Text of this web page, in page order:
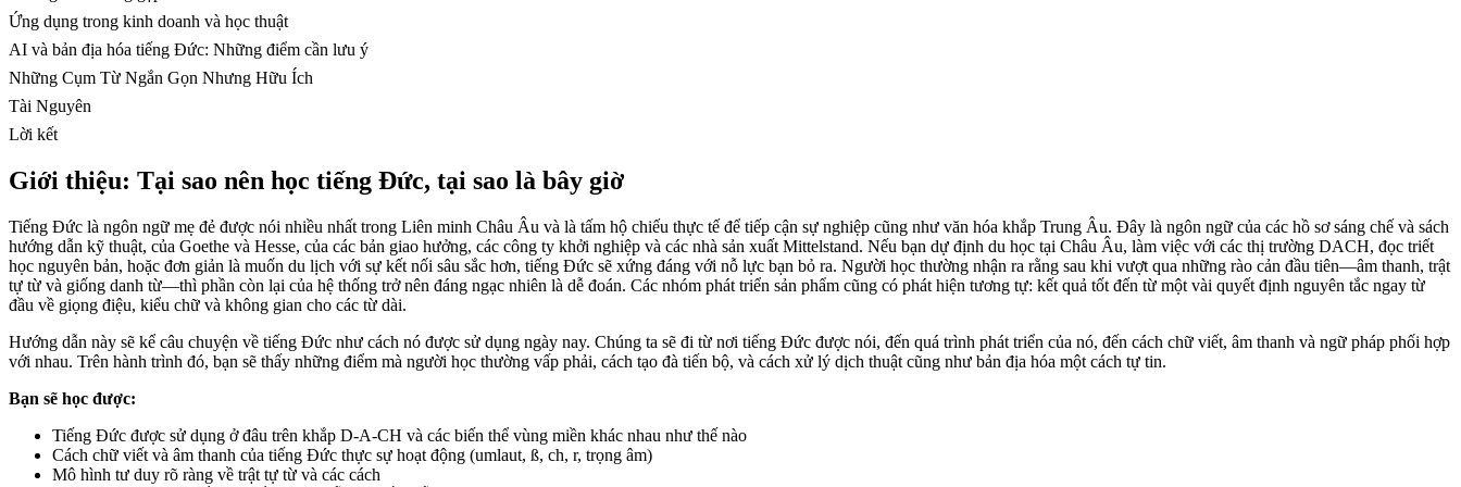
Ứng dụng trong kinh doanh và học thuật
AI và bản địa hóa tiếng Đức: Những điểm cần lưu ý
Những Cụm Từ Ngắn Gọn Nhưng Hữu Ích
Tài Nguyên
Lời kết
Giới thiệu: Tại sao nên học tiếng Đức, tại sao là bây giờ
Tiếng Đức là ngôn ngữ mẹ đẻ được nói nhiều nhất trong Liên minh Châu Âu và là tấm hộ chiếu thực tế để tiếp cận sự nghiệp cũng như văn hóa khắp Trung Âu. Đây là ngôn ngữ của các hồ sơ sáng chế và sách
hướng dẫn kỹ thuật, của Goethe và Hesse, của các bản giao hưởng, các công ty khởi nghiệp và các nhà sản xuất Mittelstand. Nếu bạn dự định du học tại Châu Âu, làm việc với các thị trường DACH, đọc triết
học nguyên bản, hoặc đơn giản là muốn du lịch với sự kết nối sâu sắc hơn, tiếng Đức sẽ xứng đáng với nỗ lực bạn bỏ ra. Người học thường nhận ra rằng sau khi vượt qua những rào cản đầu tiên—âm thanh, trật
tự từ và giống danh từ—thì phần còn lại của hệ thống trở nên đáng ngạc nhiên là dễ đoán. Các nhóm phát triển sản phẩm cũng có phát hiện tương tự: kết quả tốt đến từ một vài quyết định nguyên tắc ngay từ
đầu về giọng điệu, kiểu chữ và không gian cho các từ dài.
Hướng dẫn này sẽ kể câu chuyện về tiếng Đức như cách nó được sử dụng ngày nay. Chúng ta sẽ đi từ nơi tiếng Đức được nói, đến quá trình phát triển của nó, đến cách chữ viết, âm thanh và ngữ pháp phối hợp
với nhau. Trên hành trình đó, bạn sẽ thấy những điểm mà người học thường vấp phải, cách tạo đà tiến bộ, và cách xử lý dịch thuật cũng như bản địa hóa một cách tự tin.
Bạn sẽ học được:
Tiếng Đức được sử dụng ở đâu trên khắp D‑A‑CH và các biến thể vùng miền khác nhau như thế nào
Cách chữ viết và âm thanh của tiếng Đức thực sự hoạt động (umlaut, ß, ch, r, trọng âm)
Mô hình tư duy rõ ràng về trật tự từ và các cách